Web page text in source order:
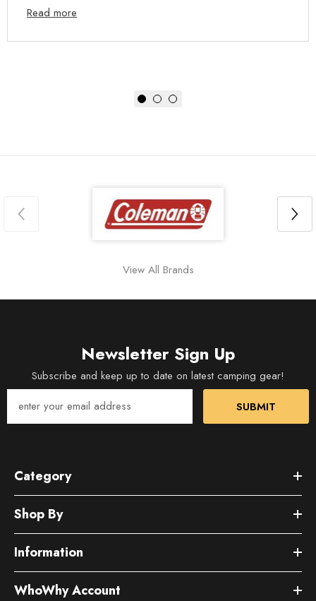
Read more
View All Brands
Newsletter Sign Up
Subscribe and keep up to date on latest camping gear!
SUBMIT
Category
Shop By
Information
WhoWhy Account